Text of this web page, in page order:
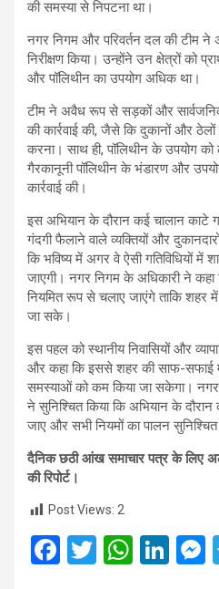
की समस्या से निपटना था।
नगर निगम और परिवर्तन दल की टीम ने
निरीक्षण किया। उन्होंने उन क्षेत्रों को
और पॉलिथीन का उपयोग अधिक था।
टीम ने अवैध रूप से सड़कों और
की कार्रवाई की, जैसे कि दुकानों और
करना। साथ ही, पॉलिथीन के उपयोग
गैरकानूनी पॉलिथीन के भंडारण और
कार्रवाई की।
इस अभियान के दौरान कई चालान काटे
गंदगी फैलाने वाले व्यक्तियों और
कि भविष्य में अगर वे ऐसी गतिविधियों में
जाएगी। नगर निगम के अधिकारी ने
नियमित रूप से चलाए जाएंगे ताकि शहर
जा सके।
इस पहल को स्थानीय निवासियों और
और कहा कि इससे शहर की साफ-सफाई
समस्याओं को कम किया जा सकेगा। नगर
ने सुनिश्चित किया कि अभियान के दौरान
जाए और सभी नियमों का पालन सुनिश्चित
दैनिक छठी आंख समाचार पत्र के लिए
की रिपोर्ट।
Post Views: 2
F
T
W Li